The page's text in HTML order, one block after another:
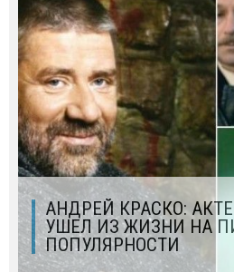
АНДРЕЙ КРАСКО:
УШЕЛ ИЗ ЖИЗНИ НА
ПОПУЛЯРНОСТИ